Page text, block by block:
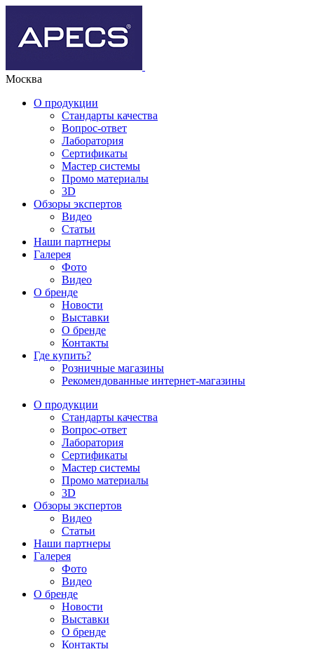
Москва
О продукции
Стандарты качества
Вопрос-ответ
Лаборатория
Сертификаты
Мастер системы
Промо материалы
3D
Обзоры экспертов
Видео
Статьи
Наши партнеры
Галерея
Фото
Видео
О бренде
Новости
Выставки
О бренде
Контакты
Где купить?
Розничные магазины
Рекомендованные интернет-магазины
О продукции
Стандарты качества
Вопрос-ответ
Лаборатория
Сертификаты
Мастер системы
Промо материалы
3D
Обзоры экспертов
Видео
Статьи
Наши партнеры
Галерея
Фото
Видео
О бренде
Новости
Выставки
О бренде
Контакты